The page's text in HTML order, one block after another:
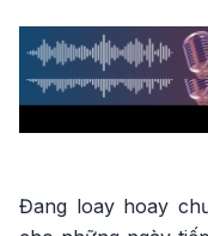
Đang loay hoay